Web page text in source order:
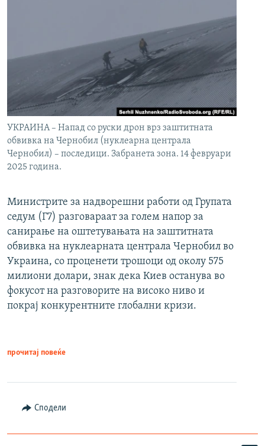
УКРАИНА – Напад со руски дрон врз заштитната
обвивка на Чернобил (нуклеарна централа
Чернобил) – последици. Забранета зона. 14 февруари
2025 година.
Министрите за надворешни работи од Групата
седум (Г7) разговараат за голем напор за
санирање на оштетувањата на заштитната
обвивка на нуклеарната централа Чернобил во
Украина, со проценети трошоци од околу 575
милиони долари, знак дека Киев останува во
фокусот на разговорите на високо ниво и
покрај конкурентните глобални кризи.
прочитај повеќе
Сподели